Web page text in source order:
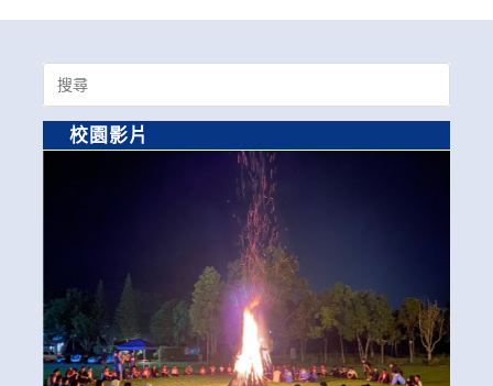
Search
for:
校園影片